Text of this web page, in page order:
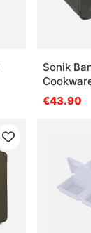
Sonik
€43.90